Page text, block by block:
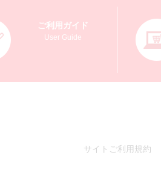
ご利用ガイド
User Guide
サイトご利用規約